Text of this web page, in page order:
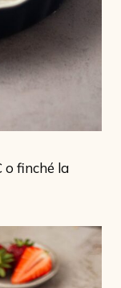
o finché la